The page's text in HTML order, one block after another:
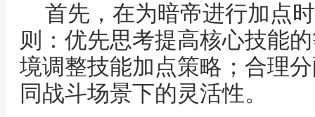
首先，在为暗帝进行加点
则：优先思考提高核心技能
境调整技能加点策略；合理
同战斗场景下的灵活性。